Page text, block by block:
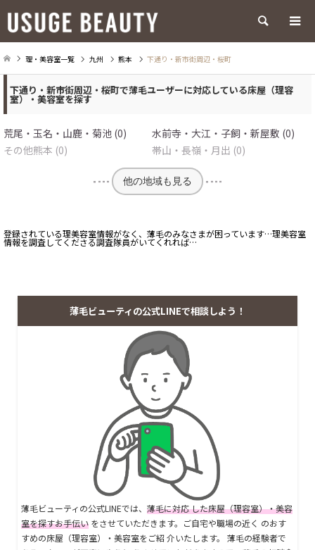
検索
理・美容室一覧 九州 熊本 下通り・新市街周辺・桜町
下通り・新市街周辺・桜町で薄毛ユーザーに対応している床屋（理容
室）・美容室を探す
荒尾・玉名・山鹿・菊池 (0)
水前寺・大江・子飼・新屋敷 (0)
その他熊本 (0)
帯山・長嶺・月出 (0)
他の地域も見る
登録されている理美容室情報がなく、薄毛のみなさまが困っています…理美容室
情報を調査してくださる調査隊員がいてくれれば…
薄毛ビューティの公式LINEで相談しよう！
薄毛ビューティの公式LINEでは、 薄毛に対応 した床屋（理容室）・美容
室を探すお手伝い をさせていただきます。ご自宅や職場の近く のおす
すめの床屋（理容室）・美容室をご紹 介いたします。 薄毛の経験者で